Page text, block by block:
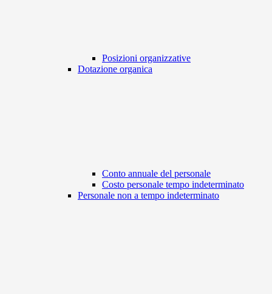
Posizioni organizzative
Dotazione organica
Conto annuale del personale
Costo personale tempo indeterminato
Personale non a tempo indeterminato